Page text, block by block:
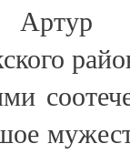
Артур